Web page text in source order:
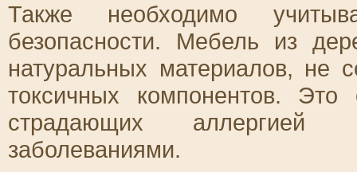
Также необходимо
безопасности. Мебель из
натуральных материалов, не
токсичных компонентов.
страдающих аллергией
заболеваниями.